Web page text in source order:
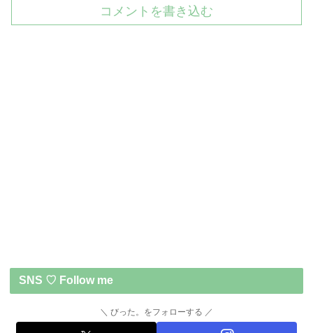
コメントを書き込む
SNS ♡ Follow me
びった。をフォローする